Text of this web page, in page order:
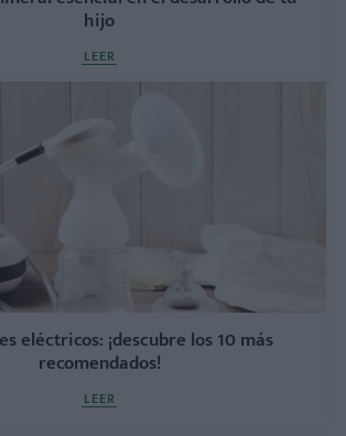
hijo
LEER
eléctricos: ¡descubre los 10 más
recomendados!
LEER